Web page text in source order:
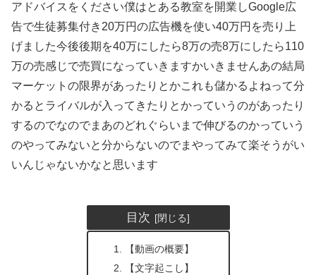
アドバイスをください僕はとある教室を開業しGoogle広
告で生徒募集付き20万円の広告機を使い40万円を売り上
げました今後後期を40万にしたら8万の売8万にしたら110
万の売感じで売買になっていきますかいきませんあの結局
マーケットの限界があったりとかこれも儲かるよねって分
かるとライバルが入ってきたりとかっていうのがあったり
するのでなのでまあのどれぐらいまで伸びるのかっていう
のやってみないと分からないのでまやってみて楽そうがい
いんじゃないかなと思います
目次
【動画の概要】
【文字起こし】